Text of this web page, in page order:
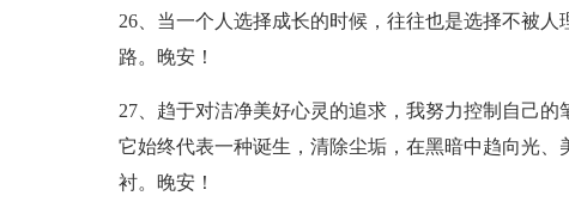
26、当一个人选择成长的时候，往往也是选择不被
路。晚安！
27、趋于对洁净美好心灵的追求，我努力控制自己
它始终代表一种诞生，清除尘垢，在黑暗中趋向光
衬。晚安！